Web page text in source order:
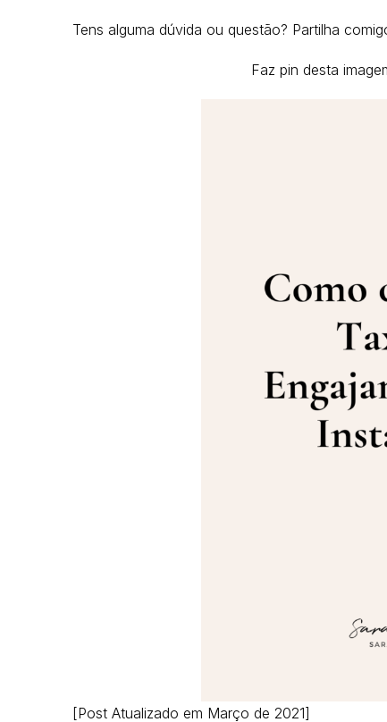
Tens alguma dúvida ou questão? Partilha
Faz pin desta
[Post Atualizado em Março de 2021]